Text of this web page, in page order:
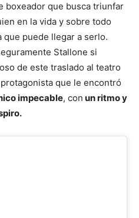
boxeador que busca triunfar
en la vida y sobre todo
que puede llegar a serlo.
Stallone si
de este traslado al teatro
que le encontró
impecable, con un ritmo y